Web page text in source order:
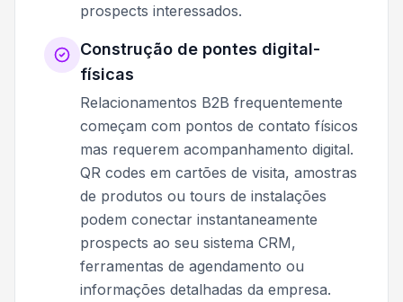
prospects interessados.
Construção de pontes digital-
físicas
Relacionamentos B2B frequentemente
começam com pontos de contato físicos
mas requerem acompanhamento digital.
QR codes em cartões de visita, amostras
de produtos ou tours de instalações
podem conectar instantaneamente
prospects ao seu sistema CRM,
ferramentas de agendamento ou
informações detalhadas da empresa.